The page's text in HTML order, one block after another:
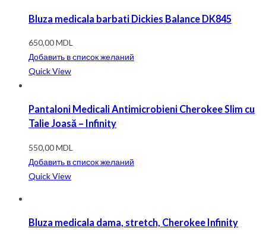
Bluza medicala barbati Dickies Balance DK845
650,00MDL
Добавить в список желаний
Quick View
Pantaloni Medicali Antimicrobieni Cherokee Slim cu
Talie Joasă – Infinity
550,00MDL
Добавить в список желаний
Quick View
Bluza medicala dama, stretch, Cherokee Infinity